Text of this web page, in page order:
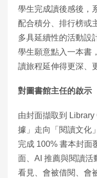
學生完成讀後感後，
配合積分、排行榜或
多具延續性的活動設
學生願意點入一本書
讀旅程延伸得更深、
對圖書館主任的啟示
由封面擷取到
據」走向「閱讀文化
完成 100% 書本封面
面、AI 推薦與閱讀活
看見、會被借閱、會